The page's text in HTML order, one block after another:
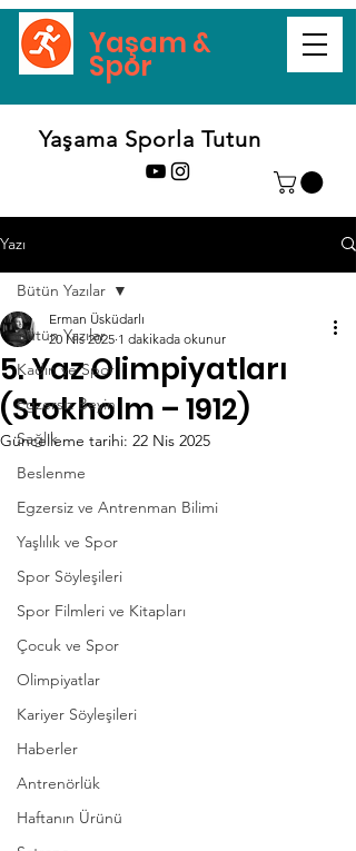
Yaşam &
Spor
Yaşama Sporla Tutun
Yazı
Bütün Yazılar
Kadın ve Spor
Egzersiz Beyin
Sağlık
Beslenme
Egzersiz ve Antrenman Bilimi
Yaşlılık ve Spor
Spor Söyleşileri
Spor Filmleri ve Kitapları
Çocuk ve Spor
Olimpiyatlar
Kariyer Söyleşileri
Haberler
Antrenörlük
Haftanın Ürünü
Bütün Yazılar
5. Yaz Olimpiyatları
(Stokholm – 1912)
Erman Üsküdarlı
20 Nis 2025 1 dakikada okunur
Güncelleme tarihi: 22 Nis 2025